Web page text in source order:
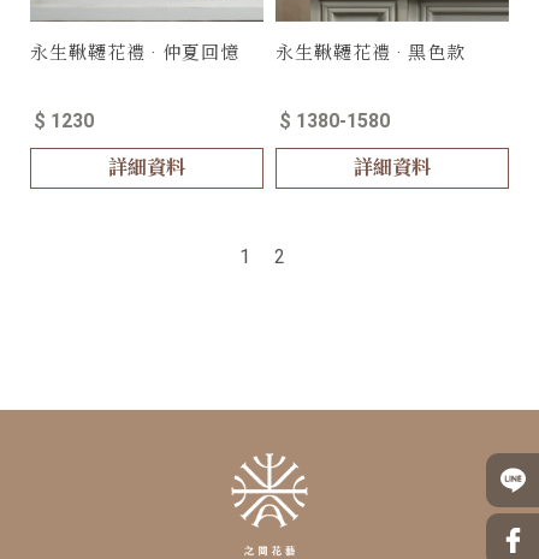
永生鞦韆花禮 · 仲夏回憶
$ 1230
詳細資料
永生鞦韆花禮 · 黑色款
$ 1380-1580
詳細資料
1 2